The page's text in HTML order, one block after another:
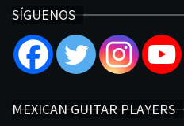
SÍGUENOS
MEXICAN GUITAR PLAYERS